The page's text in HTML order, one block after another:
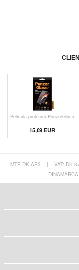
Película protetora PanzerGlass
15,69 EUR
MTP DK APS | VAT: DK
DINAMARCA